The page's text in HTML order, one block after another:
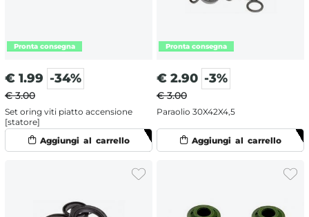
€ 1.99 -34%
€ 3.00
Set oring viti piatto accensione
[statore]
€ 2.90 -3%
€ 3.00
Paraolio 30X42X4,5